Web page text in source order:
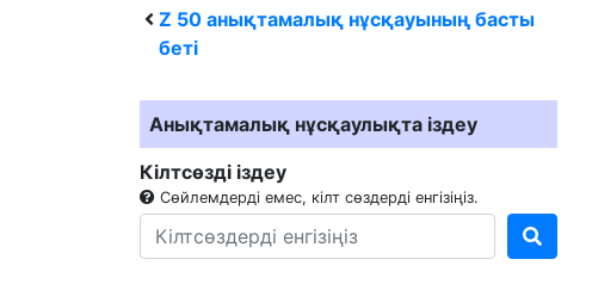
Z 50 анықтамалық нұсқауының басты
беті
Анықтамалық нұсқаулықта іздеу
Кілтсөзді іздеу
Сөйлемдерді емес, кілт сөздерді енгізіңіз.